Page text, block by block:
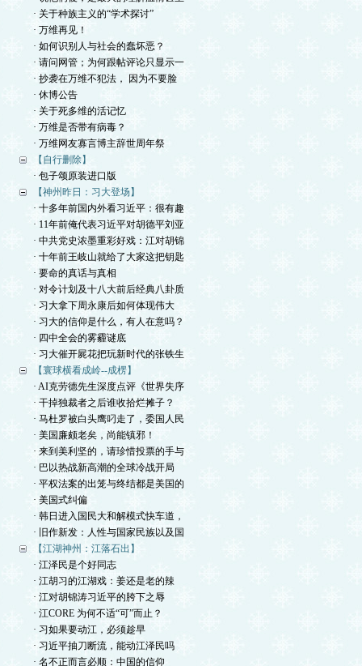
· 关于种族主义的“学术探讨”
· 万维再见！
· 如何识别人与社会的蠢坏恶？
· 请问网管；为何跟帖评论只显示一
· 抄袭在万维不犯法， 因为不要脸
· 休博公告
· 关于死多维的活记忆
· 万维是否带有病毒？
· 万维网友寡言博主辞世周年祭
【自行删除】
· 包子颂原装进口版
【神州昨日：习大登场】
· 十多年前国内外看习近平：很有趣
· 11年前俺代表习近平对胡德平刘亚
· 中共党史浓墨重彩好戏：江对胡锦
· 十年前王岐山就给了大家这把钥匙
· 要命的真话与真相
· 对令计划及十八大前后经典八卦质
· 习大拿下周永康后如何体现伟大
· 习大的信仰是什么，有人在意吗？
· 四中全会的雾霾谜底
· 习大催开屍花把玩新时代的张铁生
【寰球横看成岭--成楞】
· AI克劳德先生深度点评《世界失序
· 干掉独裁者之后谁收拾烂摊子？
· 马杜罗被白头鹰叼走了，委国人民
· 美国廉颇老矣，尚能镇邪！
· 来到美利坚的，请珍惜投票的手与
· 巴以热战新高潮的全球冷战开局
· 平权法案的出笼与终结都是美国的
· 美国式纠偏
· 韩日进入国民大和解模式快车道，
· 旧作新发：人性与国家民族以及国
【江湖神州：江落石出】
· 江泽民是个好同志
· 江胡习的江湖戏：姜还是老的辣
· 江对胡锦涛习近平的胯下之辱
· 江CORE 为何不适“可”而止？
· 习如果要动江，必须趁早
· 习近平抽刀断流，能动江泽民吗
· 名不正而言必顺：中国的信仰